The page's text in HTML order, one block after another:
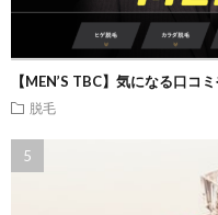
【MEN’S TBC】気になる口コ
脱毛